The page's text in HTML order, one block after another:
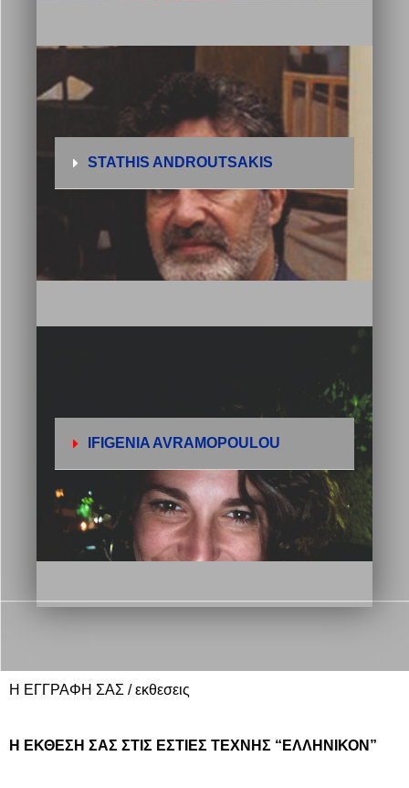
STATHIS ANDROUTSAKIS
IFIGENIA AVRAMOPOULOU
Η ΕΓΓΡΑΦΗ ΣΑΣ / εκθεσεις
Η ΕΚΘΕΣΗ ΣΑΣ ΣΤΙΣ ΕΣΤΙΕΣ ΤΕΧΝΗΣ “ΕΛΛΗΝΙΚΟΝ”